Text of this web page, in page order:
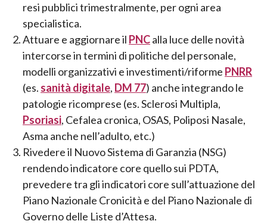
resi pubblici trimestralmente, per ogni area
specialistica.
Attuare e aggiornare il PNCalla luce delle novità
intercorse in termini di politiche del personale,
modelli organizzativi e investimenti/riforme PNRR
(es. sanità digitale, DM 77) anche integrando le
patologie ricomprese (es. Sclerosi Multipla,
Psoriasi, Cefalea cronica, OSAS, Poliposi Nasale,
Asma anche nell’adulto, etc.)
Rivedere il Nuovo Sistema di Garanzia (NSG)
rendendo indicatore core quello sui PDTA,
prevedere tra gli indicatori core sull’attuazione del
Piano Nazionale Cronicità e del Piano Nazionale di
Governo delle Liste d’Attesa.